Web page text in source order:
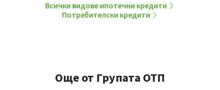
Всички видове ипотечни кредити
Потребителски кредити
Още от Групата ОТП